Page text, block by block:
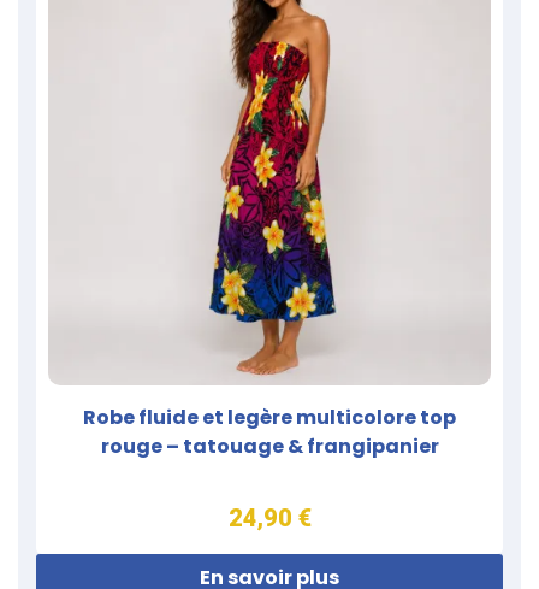
Robe fluide et legère multicolore top
rouge – tatouage & frangipanier
24,90 €
En savoir plus